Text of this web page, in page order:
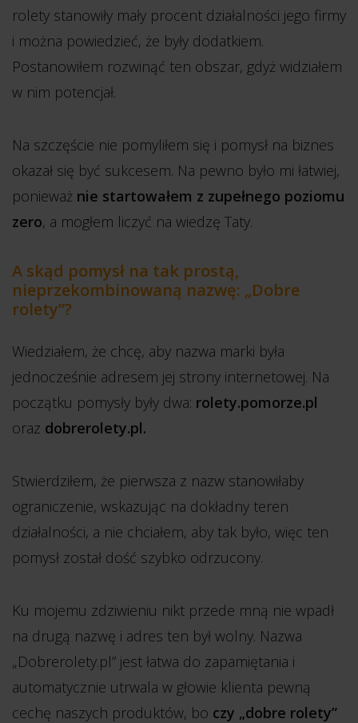
rolety stanowiły mały procent działalności jego firmy
i można powiedzieć, że były dodatkiem.
Postanowiłem rozwinąć ten obszar, gdyż widziałem
w nim potencjał.
Na szczęście nie pomyliłem się i pomysł na biznes
okazał się być sukcesem. Na pewno było mi łatwiej,
ponieważ nie startowałem z zupełnego poziomu
zero, a mogłem liczyć na wiedzę Taty.
A skąd pomysł na tak prostą,
nieprzekombinowaną nazwę: „Dobre
rolety”?
Wiedziałem, że chcę, aby nazwa marki była
jednocześnie adresem jej strony internetowej. Na
początku pomysły były dwa: rolety.pomorze.pl
oraz dobrerolety.pl.
Stwierdziłem, że pierwsza z nazw stanowiłaby
ograniczenie, wskazując na dokładny teren
działalności, a nie chciałem, aby tak było, więc ten
pomysł został dość szybko odrzucony.
Ku mojemu zdziwieniu nikt przede mną nie wpadł
na drugą nazwę i adres ten był wolny. Nazwa
„Dobrerolety.pl” jest łatwa do zapamiętania i
automatycznie utrwala w głowie klienta pewną
cechę naszych produktów, bo czy „dobre rolety”